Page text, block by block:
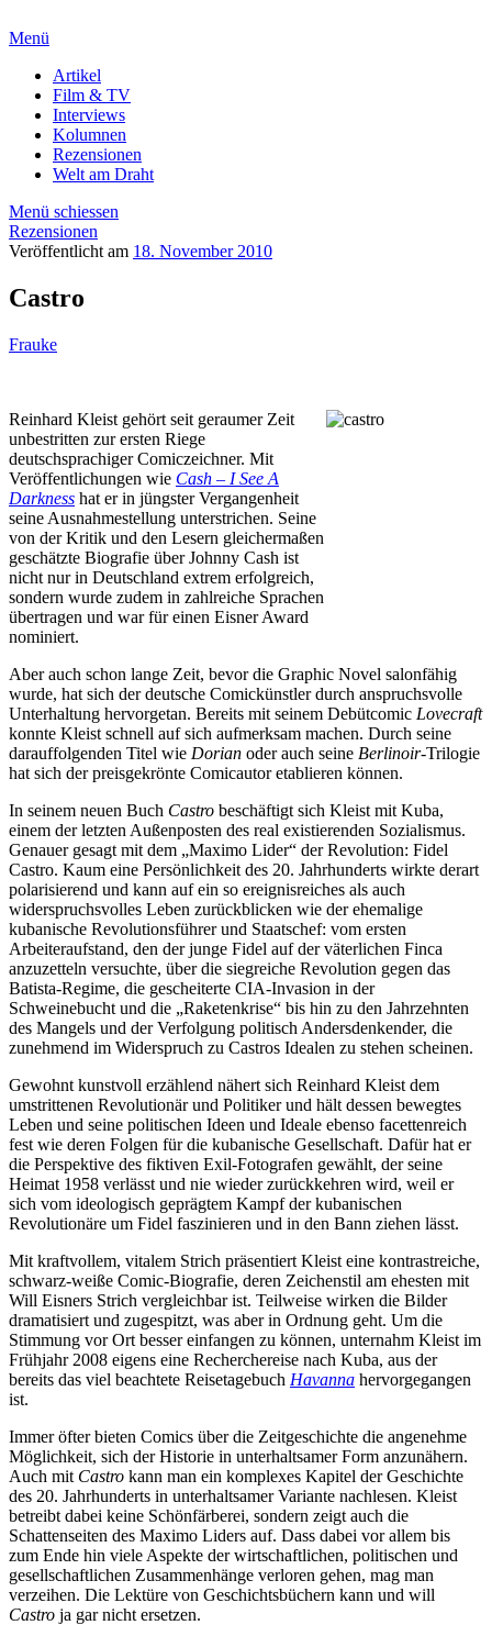
Menü
Artikel
Film & TV
Interviews
Kolumnen
Rezensionen
Welt am Draht
Menü schiessen
Rezensionen
Veröffentlicht am 18. November 2010
Castro
Frauke
Reinhard Kleist gehört seit geraumer Zeit
unbestritten zur ersten Riege
deutschsprachiger Comiczeichner. Mit
Veröffentlichungen wie Cash – I See A
Darkness hat er in jüngster Vergangenheit
seine Ausnahmestellung unterstrichen. Seine
von der Kritik und den Lesern gleichermaßen
geschätzte Biografie über Johnny Cash ist
nicht nur in Deutschland extrem erfolgreich,
sondern wurde zudem in zahlreiche Sprachen
übertragen und war für einen Eisner Award
nominiert.
Aber auch schon lange Zeit, bevor die Graphic Novel salonfähig
wurde, hat sich der deutsche Comickünstler durch anspruchsvolle
Unterhaltung hervorgetan. Bereits mit seinem Debütcomic Lovecraft
konnte Kleist schnell auf sich aufmerksam machen. Durch seine
darauffolgenden Titel wie Dorian oder auch seine Berlinoir-Trilogie
hat sich der preisgekrönte Comicautor etablieren können.
In seinem neuen Buch Castro beschäftigt sich Kleist mit Kuba,
einem der letzten Außenposten des real existierenden Sozialismus.
Genauer gesagt mit dem „Maximo Lider“ der Revolution: Fidel
Castro. Kaum eine Persönlichkeit des 20. Jahrhunderts wirkte derart
polarisierend und kann auf ein so ereignisreiches als auch
widerspruchsvolles Leben zurückblicken wie der ehemalige
kubanische Revolutionsführer und Staatschef: vom ersten
Arbeiteraufstand, den der junge Fidel auf der väterlichen Finca
anzuzetteln versuchte, über die siegreiche Revolution gegen das
Batista-Regime, die gescheiterte CIA-Invasion in der
Schweinebucht und die „Raketenkrise“ bis hin zu den Jahrzehnten
des Mangels und der Verfolgung politisch Andersdenkender, die
zunehmend im Widerspruch zu Castros Idealen zu stehen scheinen.
Gewohnt kunstvoll erzählend nähert sich Reinhard Kleist dem
umstrittenen Revolutionär und Politiker und hält dessen bewegtes
Leben und seine politischen Ideen und Ideale ebenso facettenreich
fest wie deren Folgen für die kubanische Gesellschaft. Dafür hat er
die Perspektive des fiktiven Exil-Fotografen gewählt, der seine
Heimat 1958 verlässt und nie wieder zurückkehren wird, weil er
sich vom ideologisch geprägtem Kampf der kubanischen
Revolutionäre um Fidel faszinieren und in den Bann ziehen lässt.
Mit kraftvollem, vitalem Strich präsentiert Kleist eine kontrastreiche,
schwarz-weiße Comic-Biografie, deren Zeichenstil am ehesten mit
Will Eisners Strich vergleichbar ist. Teilweise wirken die Bilder
dramatisiert und zugespitzt, was aber in Ordnung geht. Um die
Stimmung vor Ort besser einfangen zu können, unternahm Kleist im
Frühjahr 2008 eigens eine Recherchereise nach Kuba, aus der
bereits das viel beachtete Reisetagebuch Havanna hervorgegangen
ist.
Immer öfter bieten Comics über die Zeitgeschichte die angenehme
Möglichkeit, sich der Historie in unterhaltsamer Form anzunähern.
Auch mit Castro kann man ein komplexes Kapitel der Geschichte
des 20. Jahrhunderts in unterhaltsamer Variante nachlesen. Kleist
betreibt dabei keine Schönfärberei, sondern zeigt auch die
Schattenseiten des Maximo Liders auf. Dass dabei vor allem bis
zum Ende hin viele Aspekte der wirtschaftlichen, politischen und
gesellschaftlichen Zusammenhänge verloren gehen, mag man
verzeihen. Die Lektüre von Geschichtsbüchern kann und will
Castro ja gar nicht ersetzen.